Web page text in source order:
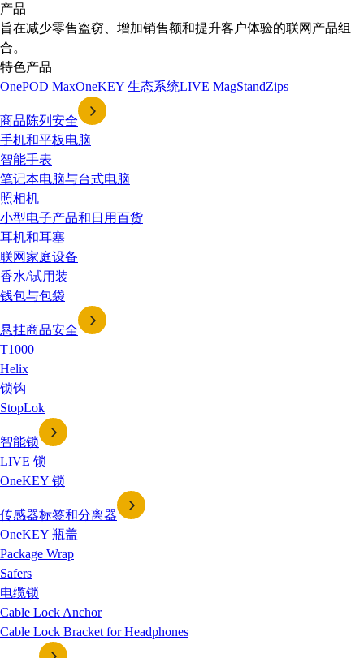
产品
旨在减少零售盗窃、增加销售额和提升客户体验的联网产品组
合。
特色产品
OnePOD MaxOneKEY 生态系统LIVE MagStandZips
商品陈列安全
手机和平板电脑
智能手表
笔记本电脑与台式电脑
照相机
小型电子产品和日用百货
耳机和耳塞
联网家庭设备
香水/试用装
钱包与包袋
悬挂商品安全
T1000
Helix
锁钩
StopLok
智能锁
LIVE 锁
OneKEY 锁
传感器标签和分离器
OneKEY 瓶盖
Package Wrap
Safers
电缆锁
Cable Lock Anchor
Cable Lock Bracket for Headphones